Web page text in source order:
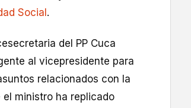
Social .
del PP Cuca
al vicepresidente para
relacionados con la
ministro ha replicado